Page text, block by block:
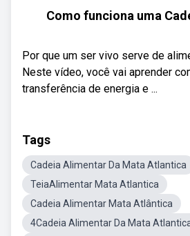
Como funciona uma
Por que um ser vivo serve de
Neste vídeo, você vai aprender
transferência de energia e ...
Tags
Cadeia Alimentar Da Mata Atlantica
TeiaAlimentar Mata Atlantica
Cadeia Alimentar Mata Atlântica
4Cadeia Alimentar Da Mata